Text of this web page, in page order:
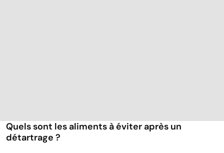
Quels sont les aliments à éviter après un
détartrage ?